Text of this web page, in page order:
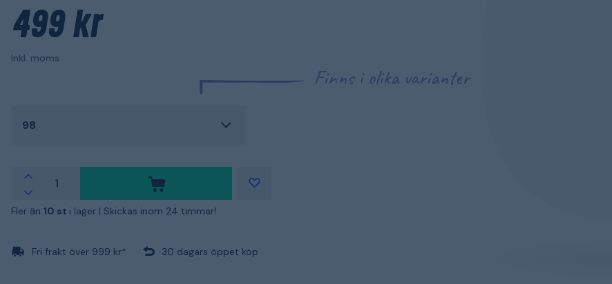
499 kr
Inkl. moms
Finns i olika varianter
98
Fler än 10 st i lager | Skickas inom 24 timmar!
Fri frakt över 999 kr* 30 dagars öppet köp